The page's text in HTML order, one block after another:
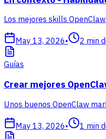
Los mejores skills
May 13, 2026• 2 min
Guías
Crear mejores
Unos buenos OpenClaw
May 13, 2026• 1 min